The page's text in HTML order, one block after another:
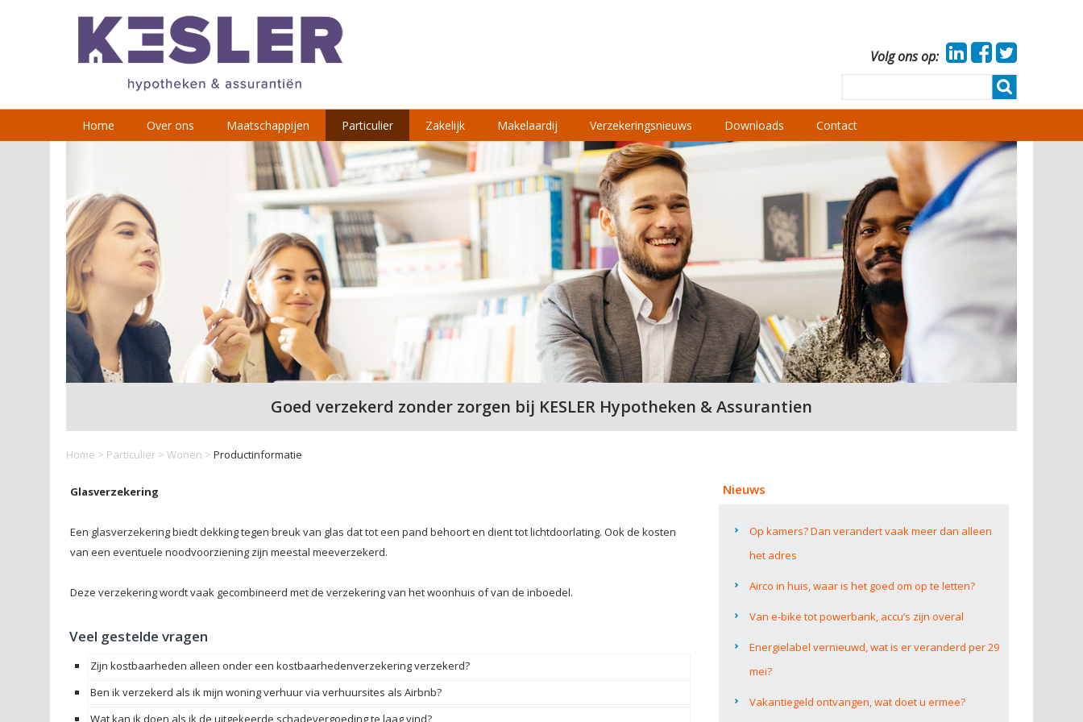
Volg ons op:
Goed verzekerd zonder zorgen bij KESLER Hypotheken & Assurantien
Home > Particulier > Wonen > Productinformatie
Glasverzekering
Een glasverzekering biedt dekking tegen breuk van glas dat tot een pand behoort en dient tot lichtdoorlating. Ook de kosten
van een eventuele noodvoorziening zijn meestal meeverzekerd.
Deze verzekering wordt vaak gecombineerd met de verzekering van het woonhuis of van de inboedel.
Veel gestelde vragen
Zijn kostbaarheden alleen onder een kostbaarhedenverzekering verzekerd?
Ben ik verzekerd als ik mijn woning verhuur via verhuursites als Airbnb?
Wat kan ik doen als ik de uitgekeerde schadevergoeding te laag vind?
Nieuws
Op kamers? Dan verandert vaak meer dan alleen
het adres
Airco in huis, waar is het goed om op te letten?
Van e-bike tot powerbank, accu’s zijn overal
Energielabel vernieuwd, wat is er veranderd per 29
mei?
Vakantiegeld ontvangen, wat doet u ermee?
Home Over ons Maatschappijen Particulier Zakelijk Makelaardij Verzekeringsnieuws Downloads Contact